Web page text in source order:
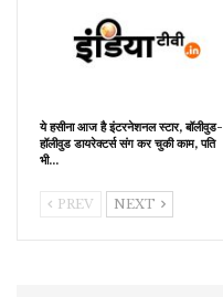
ये हसीना आज है इंटरनेशनल स्टार, बॉलीवुड-
हॉलीवुड डायरेक्टर्स संग कर चुकी काम, पति
भी…
PREV NEXT